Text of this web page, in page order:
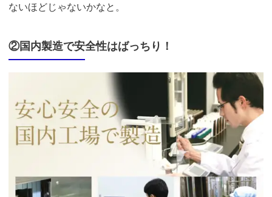
ないほどじゃないかなと。
②国内製造で安全性はばっちり！